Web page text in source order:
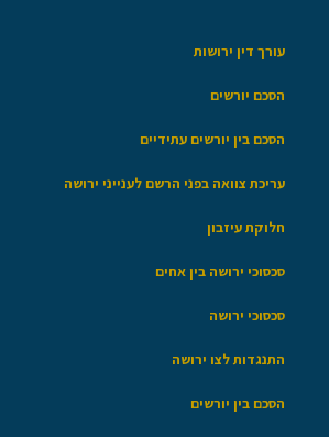
עורך דין ירושות
הסכם יורשים
הסכם בין יורשים עתידיים
עריכת צוואה בפני הרשם לענייני ירושה
חלוקת עיזבון
סכסוכי ירושה בין אחים
סכסוכי ירושה
התנגדות לצו ירושה
הסכם בין יורשים